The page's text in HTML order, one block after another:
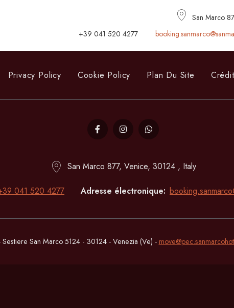
San Marco
+39 041 520 4277
Privacy Policy Cookie Policy Plan Du Site
San Marco 877, Venice, 30124 , Italy
041 520 4277 Adresse électronique
Sestiere San Marco 5124 - 30124 - Venezia (Ve) -